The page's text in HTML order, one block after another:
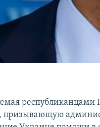
республиканцами
призывающую